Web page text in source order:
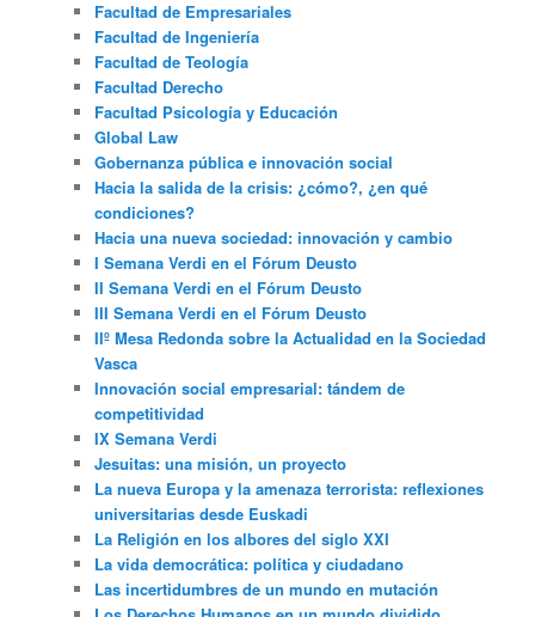
Facultad de Empresariales
Facultad de Ingeniería
Facultad de Teología
Facultad Derecho
Facultad Psicología y Educación
Global Law
Gobernanza pública e innovación social
Hacia la salida de la crisis: ¿cómo?, ¿en qué
condiciones?
Hacia una nueva sociedad: innovación y cambio
I Semana Verdi en el Fórum Deusto
II Semana Verdi en el Fórum Deusto
III Semana Verdi en el Fórum Deusto
IIº Mesa Redonda sobre la Actualidad en la Sociedad
Vasca
Innovación social empresarial: tándem de
competitividad
IX Semana Verdi
Jesuitas: una misión, un proyecto
La nueva Europa y la amenaza terrorista: reflexiones
universitarias desde Euskadi
La Religión en los albores del siglo XXI
La vida democrática: política y ciudadano
Las incertidumbres de un mundo en mutación